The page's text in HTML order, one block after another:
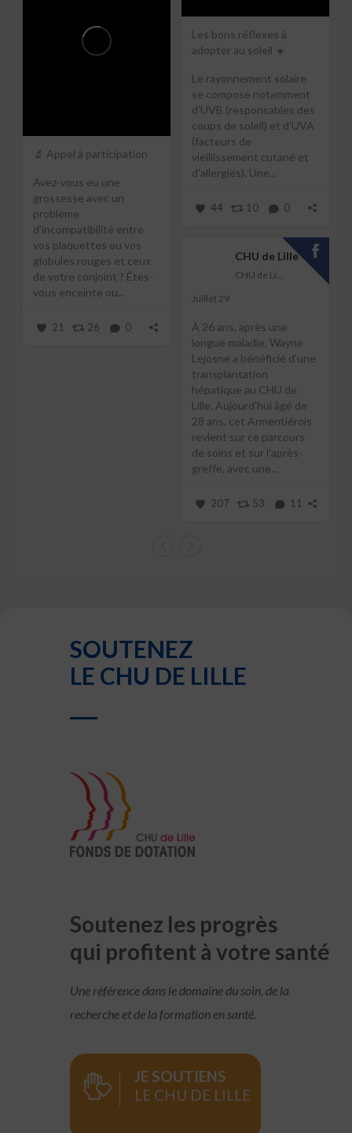
🔬 Appel à participation
Avez-vous eu une
grossesse avec un
problème
d’incompatibilité entre
vos plaquettes ou vos
globules rouges et ceux
de votre conjoint ? Êtes-
vous enceinte ou...
21 26 0
Les bons réflexes à
adopter au soleil ☀️
Le rayonnement solaire
se compose notamment
d'UVB (responsables des
coups de soleil) et d'UVA
(facteurs de
vieillissement cutané et
d'allergies). Une...
44 10 0
CHU de Lille
Juillet 29
À 26 ans, après une
longue maladie, Wayne
Lejosne a bénéficié d'une
transplantation
hépatique au CHU de
Lille. Aujourd'hui âgé de
28 ans, cet Armentiérois
revient sur ce parcours
de soins et sur l'après-
greffe, avec une...
207 53 11
SOUTENEZ
LE CHU DE LILLE
Soutenez les progrès
qui profitent à votre santé
Une référence dans le domaine du soin, de la
recherche et de la formation en santé.
JE SOUTIENS
LE CHU DE LILLE